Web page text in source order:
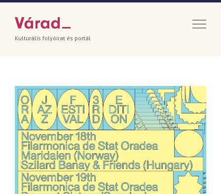
Kulturális folyóirat és portál